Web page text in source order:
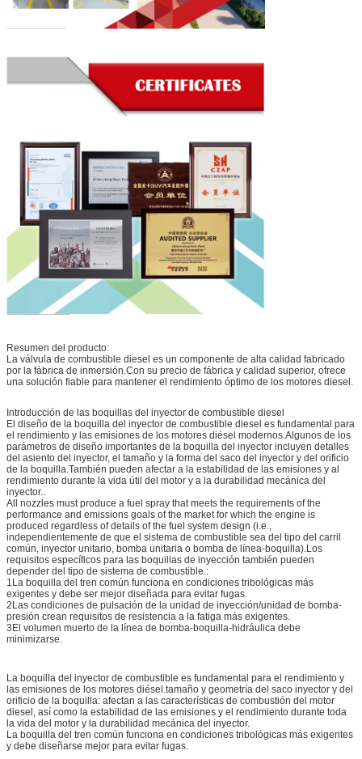
Resumen del producto:
La válvula de combustible diesel es un componente de alta calidad fabricado
por la fábrica de inmersión.Con su precio de fábrica y calidad superior, ofrece
una solución fiable para mantener el rendimiento óptimo de los motores diesel.
Introducción de las boquillas del inyector de combustible diesel
El diseño de la boquilla del inyector de combustible diesel es fundamental para
el rendimiento y las emisiones de los motores diésel modernos.Algunos de los
parámetros de diseño importantes de la boquilla del inyector incluyen detalles
del asiento del inyector, el tamaño y la forma del saco del inyector y del orificio
de la boquilla.También pueden afectar a la estabilidad de las emisiones y al
rendimiento durante la vida útil del motor y a la durabilidad mecánica del
inyector..
All nozzles must produce a fuel spray that meets the requirements of the
performance and emissions goals of the market for which the engine is
produced regardless of details of the fuel system design (i.e.,
independientemente de que el sistema de combustible sea del tipo del carril
común, inyector unitario, bomba unitaria o bomba de línea-boquilla).Los
requisitos específicos para las boquillas de inyección también pueden
depender del tipo de sistema de combustible.:
1La boquilla del tren común funciona en condiciones tribológicas más
exigentes y debe ser mejor diseñada para evitar fugas.
2Las condiciones de pulsación de la unidad de inyección/unidad de bomba-
presión crean requisitos de resistencia a la fatiga más exigentes.
3El volumen muerto de la línea de bomba-boquilla-hidráulica debe
minimizarse.
La boquilla del inyector de combustible es fundamental para el rendimiento y
las emisiones de los motores diésel.tamaño y geometría del saco inyector y del
orificio de la boquilla: afectan a las características de combustión del motor
diesel, así como la estabilidad de las emisiones y el rendimiento durante toda
la vida del motor y la durabilidad mecánica del inyector.
La boquilla del tren común funciona en condiciones tribológicas más exigentes
y debe diseñarse mejor para evitar fugas.